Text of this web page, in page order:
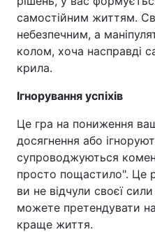
самостійним життям.
небезпечним, а
колом, хоча насправді
крила.
Ігнорування успіхів
Це гра на пониження
досягнення або
супроводжуються
просто пощастило". Це
ви не відчули своєї
можете претендувати
краще життя.